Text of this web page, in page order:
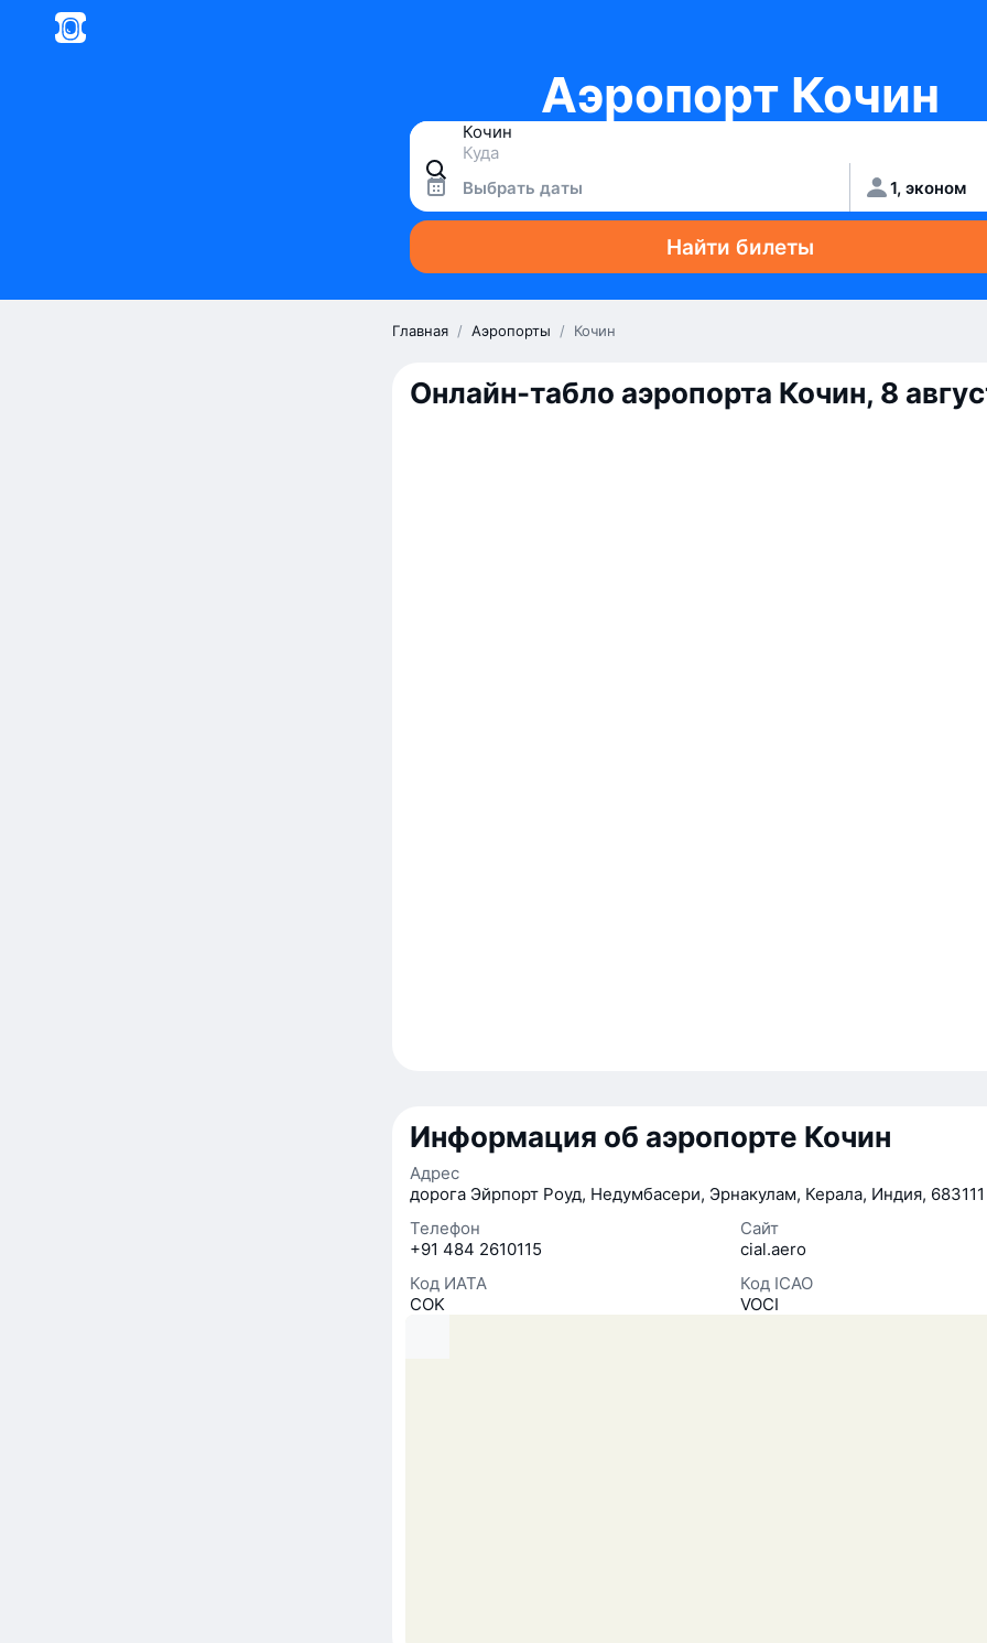
Аэропорт Кочин
Выбрать даты 1, эконом
Найти билеты
Главная / Аэропорты / Кочин
Онлайн-табло аэропорта Кочин, 8
Информация об аэропорте Кочин
Адрес
дорога Эйрпорт Роуд, Недумбасери, Эрнакулам, Керала, Индия, 683111
Телефон
+91 484 2610115
Сайт
cial.aero
Код ИАТА
COK
Код ICAO
VOCI